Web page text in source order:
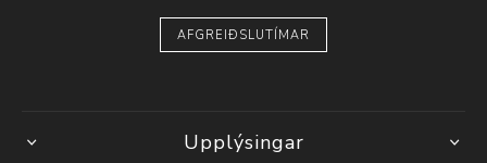
AFGREIÐSLUTÍMAR
Upplýsingar